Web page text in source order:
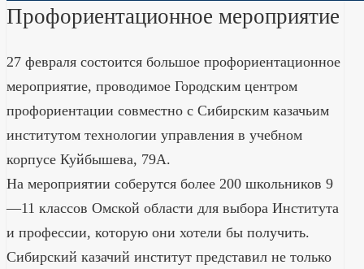
Профориентационное мероприятие
27 февраля состоится большое профориентационное
мероприятие, проводимое Городским центром
профориентации совместно с Сибирским казачьим
институтом технологии управления в учебном
корпусе Куйбышева, 79А.
На мероприятии соберутся более 200 школьников 9
—11 классов Омской области для выбора Института
и профессии, которую они хотели бы получить.
Сибирский казачий институт представил не только